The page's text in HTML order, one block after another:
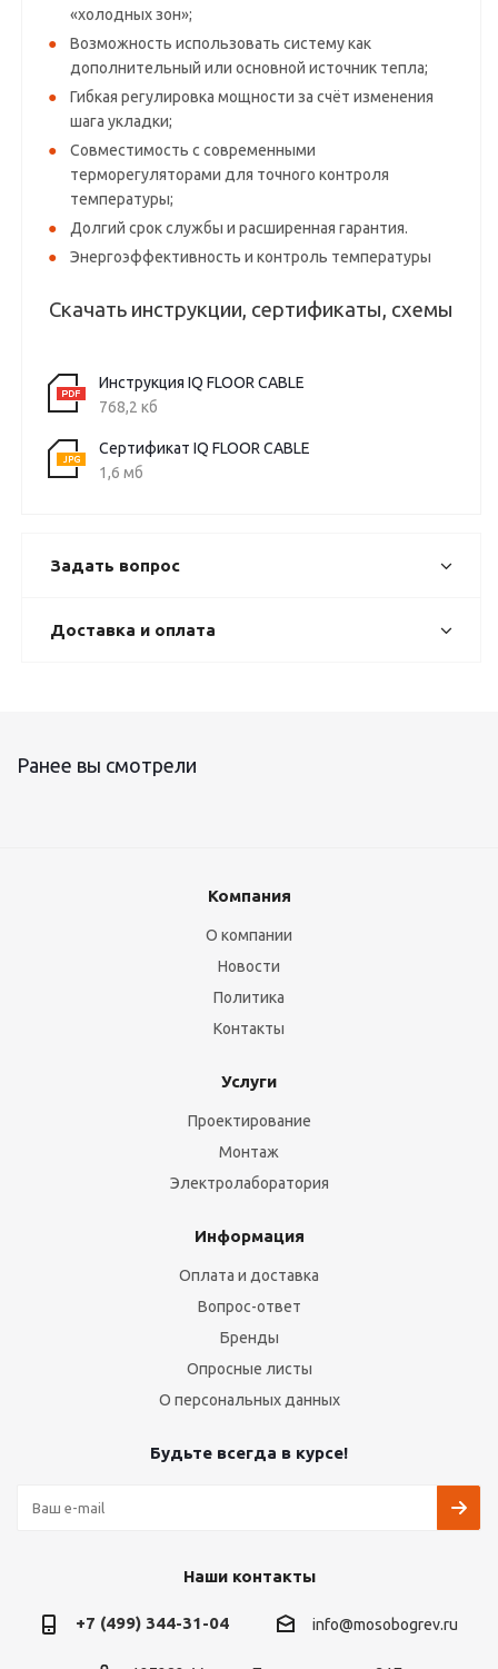
«холодных зон»;
Возможность использовать систему как
дополнительный или основной источник тепла;
Гибкая регулировка мощности за счёт изменения
шага укладки;
Совместимость с современными
терморегуляторами для точного контроля
температуры;
Долгий срок службы и расширенная гарантия.
Энергоэффективность и контроль температуры
Скачать инструкции, сертификаты, схемы
Инструкция IQ FLOOR CABLE
768,2 кб
Сертификат IQ FLOOR CABLE
1,6 мб
Задать вопрос
Доставка и оплата
Ранее вы смотрели
Компания
О компании
Новости
Политика
Контакты
Услуги
Проектирование
Монтаж
Электролаборатория
Информация
Оплата и доставка
Вопрос-ответ
Бренды
Опросные листы
О персональных данных
Будьте всегда в курсе!
Наши контакты
+7 (499) 344-31-04 info@mosobogrev.ru